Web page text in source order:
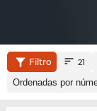
Filtro 21